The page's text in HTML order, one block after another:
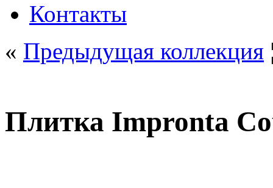
Контакты
« Предыдущая коллекция
Плитка Impronta